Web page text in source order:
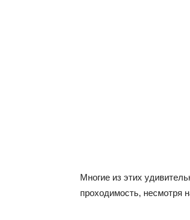
Многие из этих
проходимость, несмотря